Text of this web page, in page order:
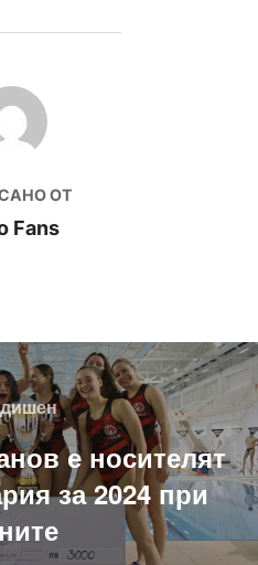
ОТ
Fans
Предишен
е носителят
за 2024 при